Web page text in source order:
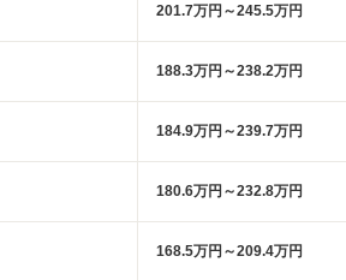
201.7万円～245.5万円
188.3万円～238.2万円
184.9万円～239.7万円
180.6万円～232.8万円
168.5万円～209.4万円